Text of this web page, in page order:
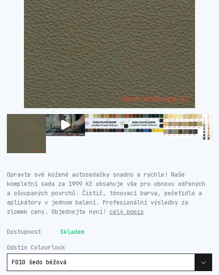
Opravte své kožené autosedačky snadno a rychle! Naše
kompletní sada za 1999 Kč obsahuje vše pro obnovu odřených
a ošoupaných povrchů. Čistič, tónovací barva, pečetidlo a
aplikátory v jednom balení. Profesionální výsledky za
zlomek ceny. Objednejte nyní! celý popis
Dostupnost Skladem
Odstín Colourlock